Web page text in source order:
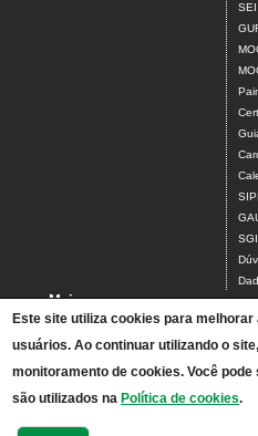
SEI
SGI
Mais
Tchê, achei!
Acesso ao Antigo Portal
A Unipampa
Relatórios de Gestão
Este site utiliza cookies para
usuários. Ao continuar utilizando o
monitoramento de cookies. Você
são utilizados na Política de cookies.